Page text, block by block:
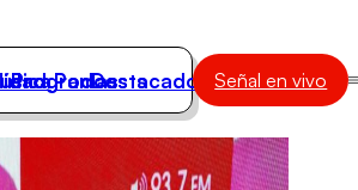
Programas
Podcasts
Destacados Señal en vivo